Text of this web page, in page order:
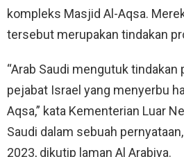
kompleks Masjid Al-Aqsa.
tersebut merupakan tindakan
“Arab Saudi mengutuk
pejabat Israel yang menyerbu
Aqsa,” kata Kementerian Luar
Saudi dalam sebuah
2023, dikutip laman Al Arabiya.